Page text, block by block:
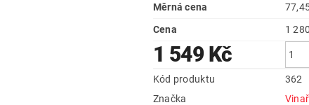
Měrná cena
Cena
1 549 Kč
Kód produktu
362
Značka